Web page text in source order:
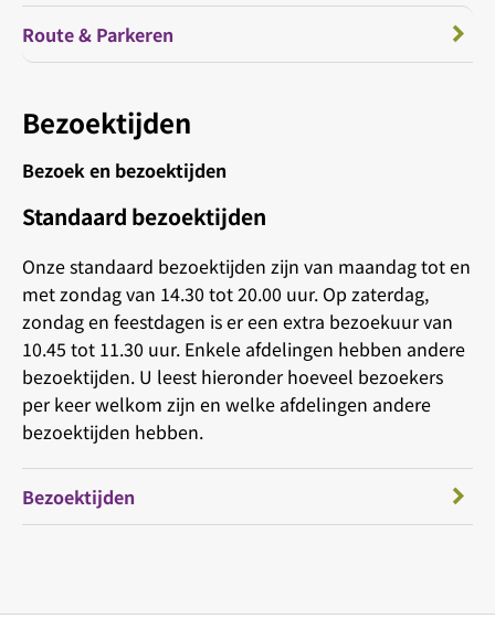
Route & Parkeren
Bezoektijden
Bezoek en bezoektijden
Standaard bezoektijden
Onze standaard bezoektijden zijn van maandag tot en
met zondag van 14.30 tot 20.00 uur. Op zaterdag,
zondag en feestdagen is er een extra bezoekuur van
10.45 tot 11.30 uur. Enkele afdelingen hebben andere
bezoektijden. U leest hieronder hoeveel bezoekers
per keer welkom zijn en welke afdelingen andere
bezoektijden hebben.
Bezoektijden